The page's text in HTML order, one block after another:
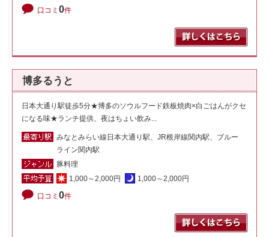
口コミ 0件
博多るうと
日本大通り駅徒歩5分★博多のソウルフード鉄板焼肉×白ごはんがクセ
になる味★ランチ提供、夜はちょい飲み...
みなとみらい線日本大通り駅、JR根岸線関内駅、ブルー
ライン関内駅
豚料理
1,000～2,000円
1,000～2,000円
口コミ 0件